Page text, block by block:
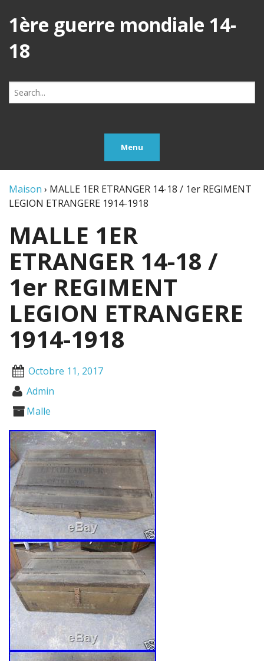
1ère guerre mondiale 14-
18
Search
for:
Menu
Maison › MALLE 1ER ETRANGER 14-18 / 1er REGIMENT
LEGION ETRANGERE 1914-1918
MALLE 1ER
ETRANGER 14-18 /
1er REGIMENT
LEGION ETRANGERE
1914-1918
Octobre 11, 2017
Admin
Malle